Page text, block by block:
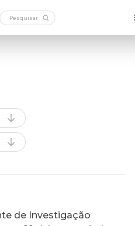
de Investigação